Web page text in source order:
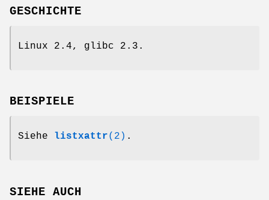
GESCHICHTE
Linux 2.4, glibc 2.3.
BEISPIELE
Siehe listxattr(2) .
SIEHE AUCH